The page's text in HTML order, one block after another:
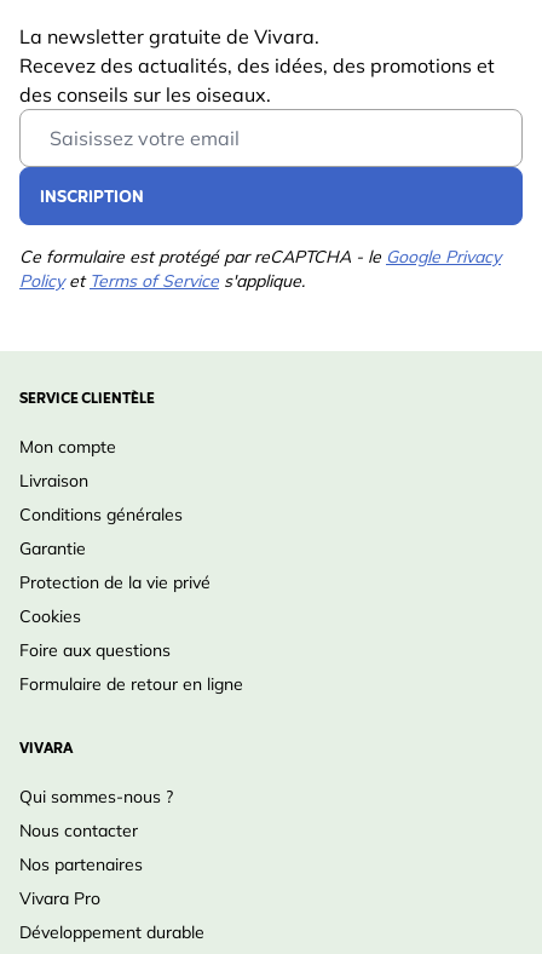
La newsletter gratuite de Vivara.
Recevez des actualités, des idées, des promotions et
des conseils sur les oiseaux.
Email Address
INSCRIPTION
Ce formulaire est protégé par reCAPTCHA - le Google Privacy
Policyet Terms of Service s'applique.
SERVICE CLIENTÈLE
Mon compte
Livraison
Conditions générales
Garantie
Protection de la vie privé
Cookies
Foire aux questions
Formulaire de retour en ligne
VIVARA
Qui sommes-nous ?
Nous contacter
Nos partenaires
Vivara Pro
Développement durable